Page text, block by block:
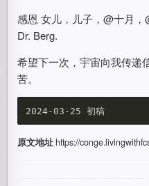
感恩 女儿，儿子，@十月
Dr. Berg.
希望下一次，宇宙向我传递
苦。
原文地址https://